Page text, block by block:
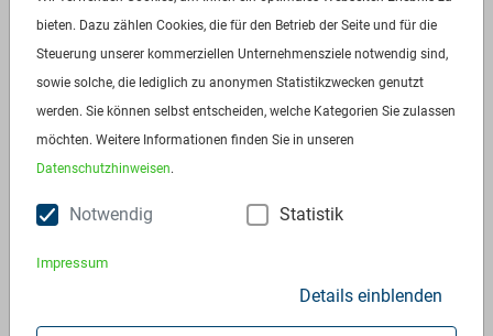
bieten. Dazu zählen Cookies, die für den Betrieb der Seite und für die
Steuerung unserer kommerziellen Unternehmensziele notwendig sind,
sowie solche, die lediglich zu anonymen Statistikzwecken genutzt
werden. Sie können selbst entscheiden, welche Kategorien Sie zulassen
möchten. Weitere Informationen finden Sie in unseren
Datenschutzhinweisen.
Notwendig Statistik
Impressum
Details einblenden